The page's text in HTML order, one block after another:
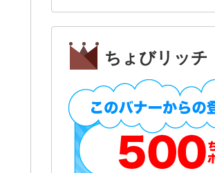
ちょびリッチ